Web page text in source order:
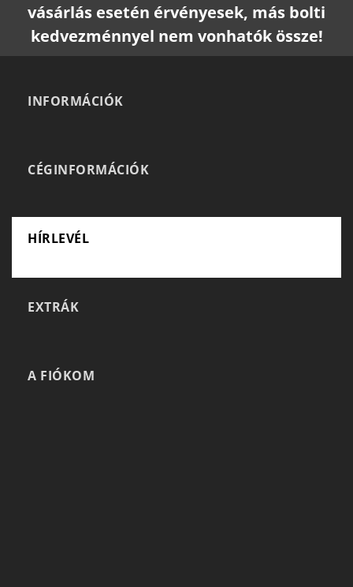
vásárlás esetén érvényesek, más bolti
kedvezménnyel nem vonhatók össze!
INFORMÁCIÓK
CÉGINFORMÁCIÓK
HÍRLEVÉL
EXTRÁK
A FIÓKOM